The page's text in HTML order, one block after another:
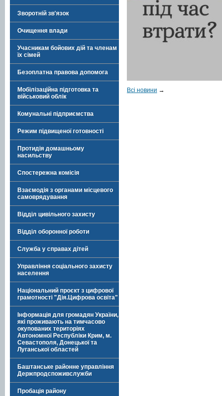
Зворотній зв'язок
Очищення влади
Учасникам бойових дій та членам
їх сімей
Безоплатна правова допомога
Мобілізаційна підготовка та
військовий облік
Комунальні підприємства
Режим підвищеної готовності
Протидія домашньому
насильству
Спостережна комісія
Взаємодія з органами місцевого
самоврядування
Відділ цивільного захисту
Відділ оборонної роботи
Служба у справах дітей
Управління соціального захисту
населення
Національний проєкт з цифрової
грамотності "Дія.Цифрова освіта"
Інформація для громадян України,
які проживають на тимчасово
окупованих територіях
Автономної Республіки Крим, м.
Севастополя, Донецької та
Луганської областей
Баштанське районне управління
Держпродспоживслужби
Пробація району
Всі новини →